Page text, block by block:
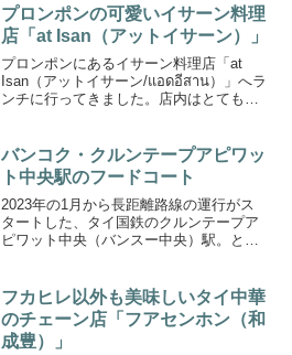
ちら。PachamamaやKOONなどがあるソ
イ41...
プロンポンの可愛いイサーン料理
店「at Isan（アットイサーン）」
プロンポンにあるイサーン料理店「at
Isan（アットイサーン/แอดอีสาน）」へラ
ンチに行ってきました。店内はとても清
店です。at Isanの場所と店内の様子現
在...
バンコク・クルンテープアピワッ
ト中央駅のフードコート
2023年の1月から長距離路線の運行がス
タートした、タイ国鉄のクルンテープア
ピワット中央（バンスー中央）駅。とに
ートがあるのに気がつき食事をしてみま
した。2024年11...
フカヒレ以外も美味しいタイ中華
のチェーン店「フアセンホン（和
成豊）」